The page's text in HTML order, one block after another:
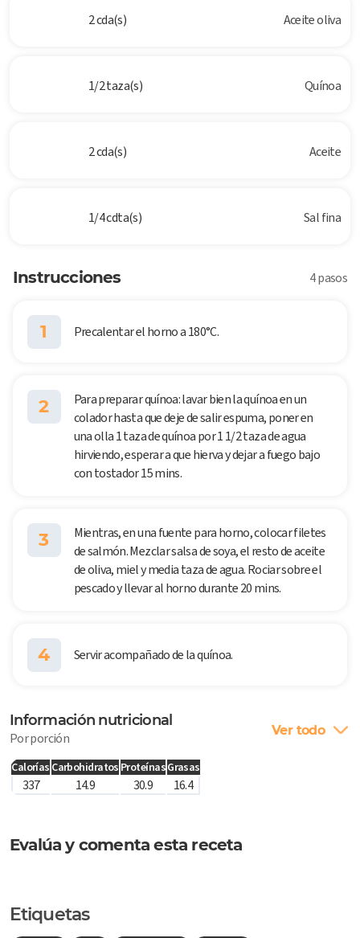
2 cda(s) Aceite oliva
1/2 taza(s) Quínoa
2 cda(s) Aceite
1/4 cdta(s) Sal fina
Instrucciones 4 pasos
1 Precalentar el horno a 180°C.
2
Para preparar quínoa: lavar bien la quínoa en un
colador hasta que deje de salir espuma, poner en
una olla 1 taza de quínoa por 1 1/2 taza de agua
hirviendo, esperar a que hierva y dejar a fuego bajo
con tostador 15 mins.
3
Mientras, en una fuente para horno, colocar filetes
de salmón. Mezclar salsa de soya, el resto de aceite
de oliva, miel y media taza de agua. Rociar sobre el
pescado y llevar al horno durante 20 mins.
4 Servir acompañado de la quínoa.
Información nutricional
Por porción Ver todo
Calorías Carbohidratos ProteínasGrasas
337 14.9 30.9 16.4
Evalúa y comenta esta receta
Etiquetas